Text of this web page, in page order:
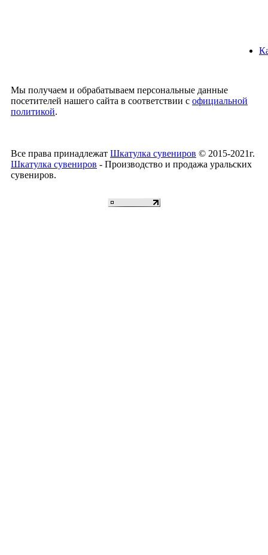
Мы получаем и обрабатываем персональные данные
посетителей нашего сайта в соответствии с официальной
политикой.
Все права принадлежат Шкатулка сувениров © 2015-2021г.
Шкатулка сувениров - Производство и продажа уральских
сувениров.